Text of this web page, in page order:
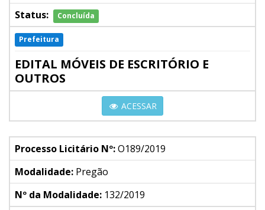
Status:
Concluída
Prefeitura
EDITAL MÓVEIS DE ESCRITÓRIO E
OUTROS
ACESSAR
Processo Licitário Nº:O189/2019
Modalidade: Pregão
Nº da Modalidade: 132/2019